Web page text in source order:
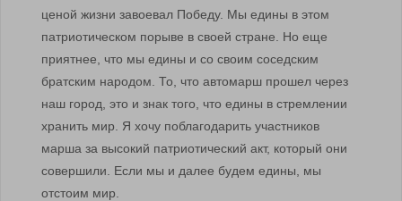
ценой жизни завоевал Победу. Мы едины в этом
патриотическом порыве в своей стране. Но еще
приятнее, что мы едины и со своим соседским
братским народом. То, что автомарш прошел через
наш город, это и знак того, что едины в стремлении
хранить мир. Я хочу поблагодарить участников
марша за высокий патриотический акт, который они
совершили. Если мы и далее будем едины, мы
отстоим мир.